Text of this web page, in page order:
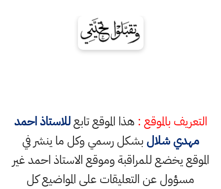
التعريف بالموقع : هذا الموقع تابعللاستاذ احمد
مهدي شلال بشكل رسمي وكل ما ينشر في
الموقع يخضع للمراقبة وموقع الاستاذ احمد غير
مسؤول عن التعليقات على المواضيع كل